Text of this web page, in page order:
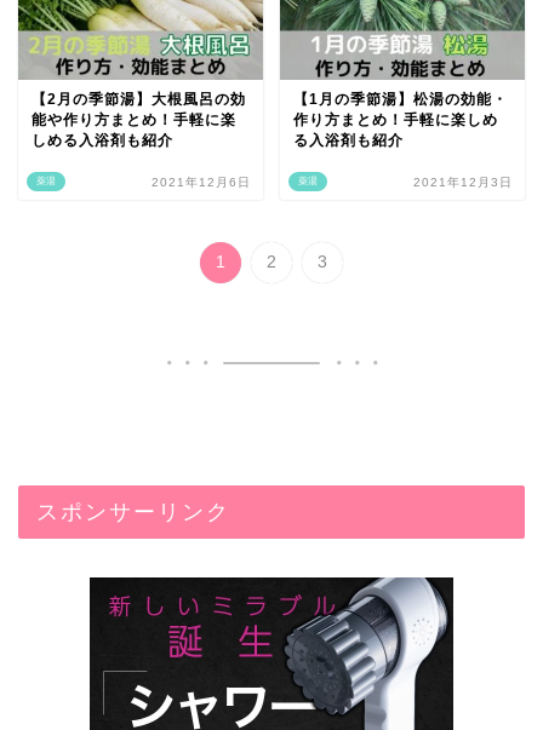
薬湯
【2月の季節湯】大根風呂の効
能や作り方まとめ！手軽に楽
しめる入浴剤も紹介
2021年12月6日 薬湯
【1月の季節湯】松湯の効能・
作り方まとめ！手軽に楽しめ
る入浴剤も紹介
2021年12月3日
1 2 3
スポンサーリンク